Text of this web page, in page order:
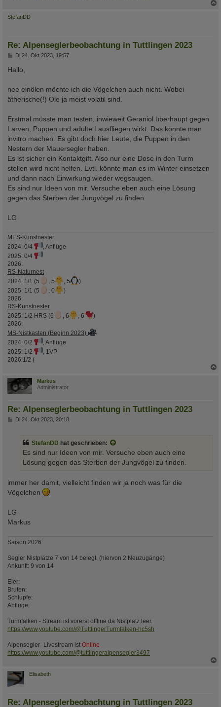
StefanDD
Re: Alpenseglerbeobachtung in Tuttlingen 2023
B
i
t
g
Di 24. Okt 2023, 19:57
Hallo,
nee einölen möchte ich die Vögelchen auch nicht. Wobei
ätherische(!) Öle ja meist volatil sind.
Erstmal müsste man testen, inwieweit Geraniol überhaupt gegen
Larven, Puppen und adulte Lausfliegen wirkt. Das könnte man
invitro machen. Es gibt doch hier Leute, die Puppen in den
Nestern der Mauersegler haben.
Es ist sicher ein Kontaktgift. Also nur eine Dose in den Turm
stellen wird nicht helfen. Evtl. könnte man es im Winter einsetzen
und dann nach Einwirkung wieder wegsaugen.
Es sind nur Ideen von mir. Versuche eben auch eine Lösung
gegen das Sterben der Jungvögel zu finden.
LG
MES-Kunstnester
2024: 0/4
, Anflüge
2025: 0/4
2026:
RS-Naturnest
2024: 1/1 (5
, 5 , 5
)
2025: 1/1 (5
, 0
)
2026:
RS-Kunstnester
2025: 1/2 HRS (6
, 6 , 6
)
2026:
MS-Nistkasten (Beginn 2023)
2024: 0/2
, Anflüge
2025: 1/2
, 1VP
2026:1/2 (
Markus
Administrator
Re: Alpenseglerbeobachtung in Tuttlingen 2023
BDi 24. Okt 2023, 20:18
StefanDD hat geschrieben:
Es sind nur Ideen von mir. Versuche eben auch eine
Lösung gegen das Sterben der Jungvögel zu finden.
immer her damit, vielleicht finden wir ja noch was für die
Vögelchen
LG
Markus
Saison 2026
Segler Nistplätze 7 von 14 belegt. (hiervon 2 Neuzugänge)
Ankunft: 9 von 14
Eier:
Bruten:
Schlupfe:
Abflüge:
Turmfalken - Stream ist vorerst offline da Nistplatz leer.
https://www.youtube.com/@TuttlingerTurmfalken-hc5sh
Alpensegler- Livestream ist Online
https://www.youtube.com/@tuttlingeralpensegler3497
Elisabeth
Re: Alpenseglerbeobachtung in Tuttlingen 2023